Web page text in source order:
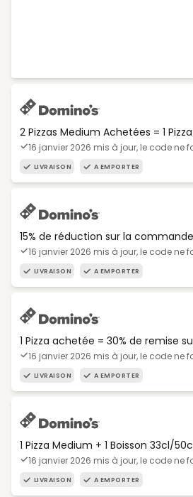
2 Pizzas Medium Achetées = 1
16 janvier 2026 mis à jour, le code ne
LIVRAISON A EMPORTER
15% de réduction sur la
16 janvier 2026 mis à jour, le code ne
LIVRAISON A EMPORTER
1 Pizza achetée = 30% de remise
16 janvier 2026 mis à jour, le code ne
LIVRAISON A EMPORTER
1 Pizza Medium + 1 Boisson 33cl/
16 janvier 2026 mis à jour, le code ne
LIVRAISON A EMPORTER